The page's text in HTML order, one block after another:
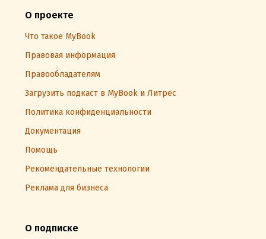
О проекте
Что такое MyBook
Правовая информация
Правообладателям
Загрузить подкаст в MyBook и Литрес
Политика конфиденциальности
Документация
Помощь
Рекомендательные технологии
Реклама для бизнеса
О подписке